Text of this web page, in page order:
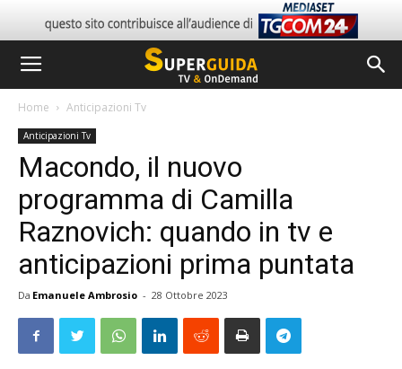
Home Anticipazioni Tv
Anticipazioni Tv
Macondo, il nuovo
programma di Camilla
Raznovich: quando in tv e
anticipazioni prima puntata
Da Emanuele Ambrosio - 28 Ottobre 2023